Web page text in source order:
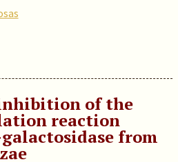
of the
reaction
from